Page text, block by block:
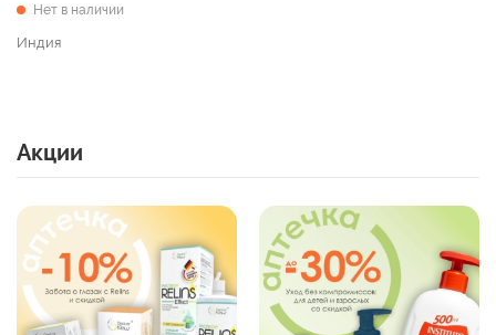
Нет в наличии
Индия
Акции